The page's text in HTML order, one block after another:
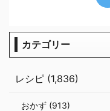
カテゴリー
レシピ (1,836)
おかず (913)